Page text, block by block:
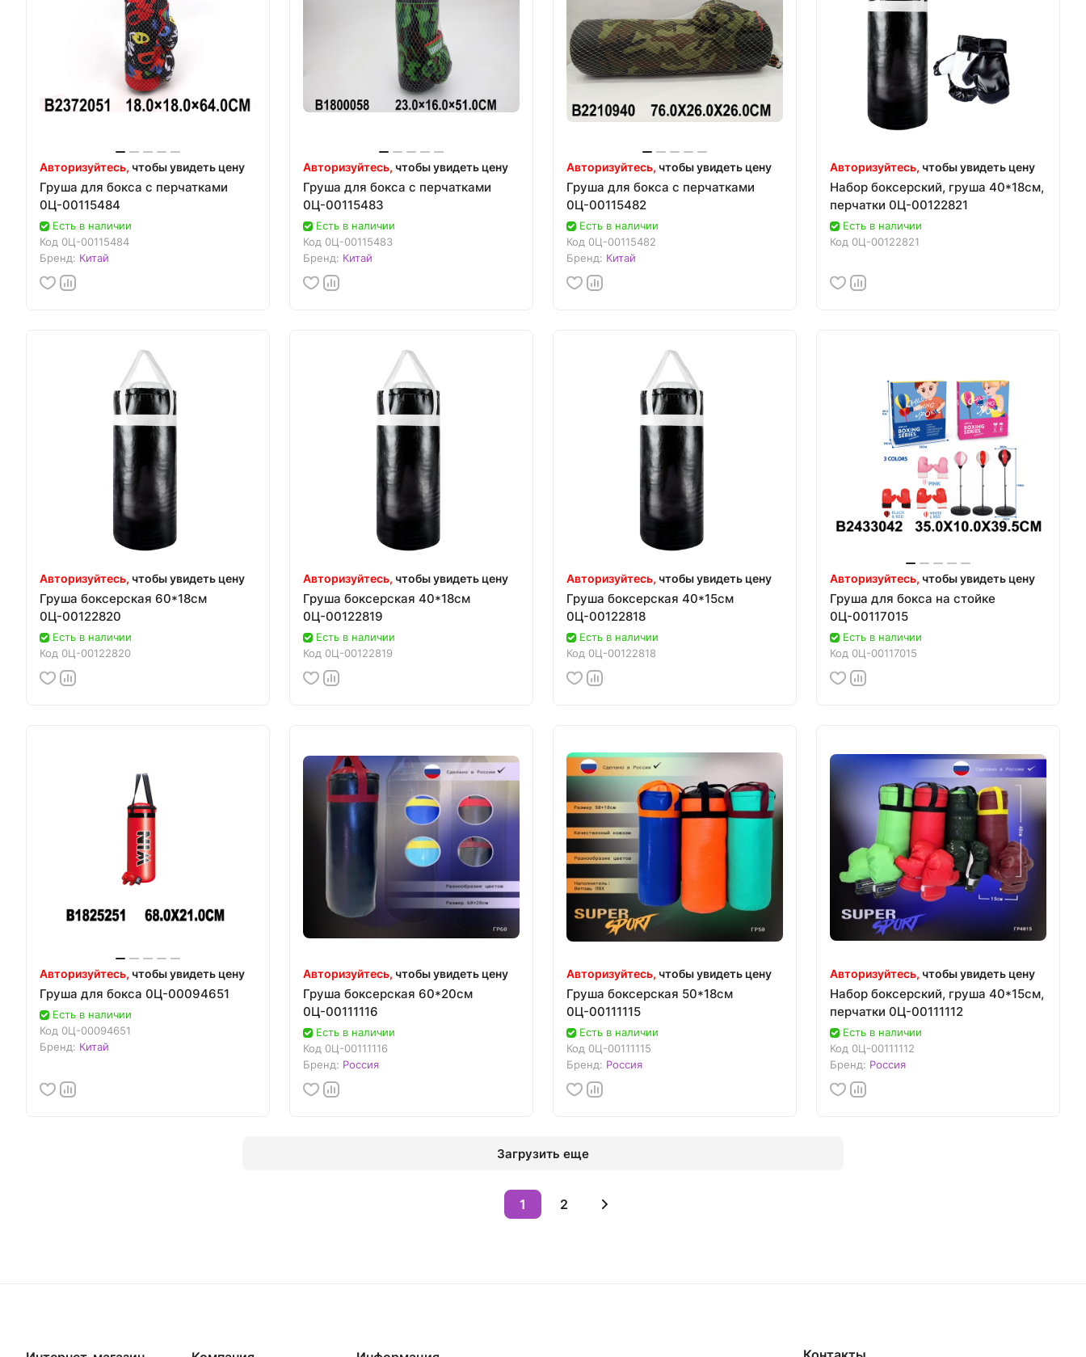
Авторизуйтесь, чтобы увидеть цену
Груша для бокса с перчатками
0Ц-00115484
Есть в наличии
Код 0Ц-00115484
Бренд: Китай
Авторизуйтесь, чтобы увидеть цену
Груша для бокса с перчатками
0Ц-00115483
Есть в наличии
Код 0Ц-00115483
Бренд: Китай
Авторизуйтесь, чтобы увидеть цену
Груша для бокса с перчатками
0Ц-00115482
Есть в наличии
Код 0Ц-00115482
Бренд: Китай
Авторизуйтесь, чтобы увидеть цену
Набор боксерский, груша 40*18см,
перчатки 0Ц-00122821
Есть в наличии
Код 0Ц-00122821
Авторизуйтесь, чтобы увидеть цену
Груша боксерская 60*18см
0Ц-00122820
Есть в наличии
Код 0Ц-00122820
Авторизуйтесь, чтобы увидеть цену
Груша боксерская 40*18см
0Ц-00122819
Есть в наличии
Код 0Ц-00122819
Авторизуйтесь, чтобы увидеть цену
Груша боксерская 40*15см
0Ц-00122818
Есть в наличии
Код 0Ц-00122818
Авторизуйтесь, чтобы увидеть цену
Груша для бокса на стойке
0Ц-00117015
Есть в наличии
Код 0Ц-00117015
Авторизуйтесь, чтобы увидеть цену
Груша для бокса 0Ц-00094651
Есть в наличии
Код 0Ц-00094651
Бренд: Китай
Авторизуйтесь, чтобы увидеть цену
Груша боксерская 60*20см
0Ц-00111116
Есть в наличии
Код 0Ц-00111116
Бренд: Россия
Авторизуйтесь, чтобы увидеть цену
Груша боксерская 50*18см
0Ц-00111115
Есть в наличии
Код 0Ц-00111115
Бренд: Россия
Авторизуйтесь, чтобы увидеть цену
Набор боксерский, груша 40*15см,
перчатки 0Ц-00111112
Есть в наличии
Код 0Ц-00111112
Бренд: Россия
Загрузить еще
1 2